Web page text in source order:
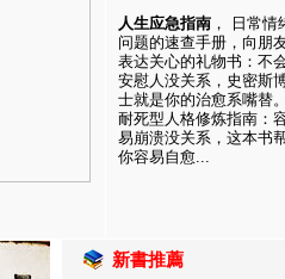
人生应急指南 ， 日常情
问题的速查手册，向朋
表达关心的礼物书：不
安慰人没关系，史密斯
士就是你的治愈系嘴替
耐死型人格修炼指南：
易崩溃没关系，这本书
你容易自愈...
新書推薦